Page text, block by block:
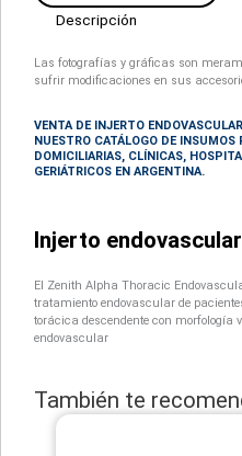
Descripción
Las fotografías y gráficas son
sufrir modificaciones en sus
VENTA DE INJERTO
NUESTRO CATÁLOGO DE INSUMOS
DOMICILIARIAS, CLÍNICAS,
GERIÁTRICOS EN ARGENTINA.
Injerto
El Zenith Alpha Thoracic
tratamiento endovascular de
torácica descendente con
endovascular
También te